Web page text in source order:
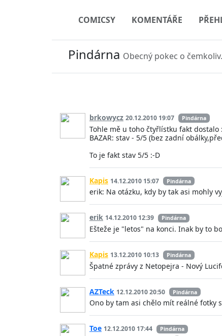
COMICSY KOMENTÁŘE
Pindárna Obecný pokec o čemkoliv.
brkowycz 20.12.2010 19:07 Pindárna
Tohle mě u toho čtyřlístku fakt dostalo
BAZAR: stav - 5/5 (bez zadní
To je fakt stav 5/5 :-D
Kapis 14.12.2010 15:07 Pindárna
erik: Na otázku, kdy by tak asi mohly
erik 14.12.2010 12:39 Pindárna
Ešteže je "letos" na konci. Inak by to
Kapis 13.12.2010 10:13 Pindárna
Špatné zprávy z Netopejra - Nový
AZTeck 12.12.2010 20:50 Pindárna
Ono by tam asi chělo mít reálné fotky
Toe 12.12.2010 17:44 Pindárna